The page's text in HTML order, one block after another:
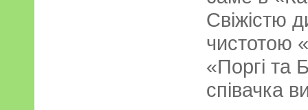
Свіжістю
чистотою
«Поргі та
співачка